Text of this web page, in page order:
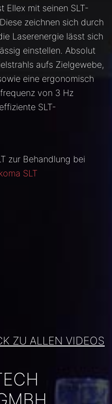
Ellex mit seinen SLT-
zeichnen sich durch
Laserenergie lässt sich
einstellen. Absolut
aufs Zielgewebe,
eine ergonomisch
von 3 Hz
SLT-
zur Behandlung bei
SLT
ZU ALLEN VIDEOS